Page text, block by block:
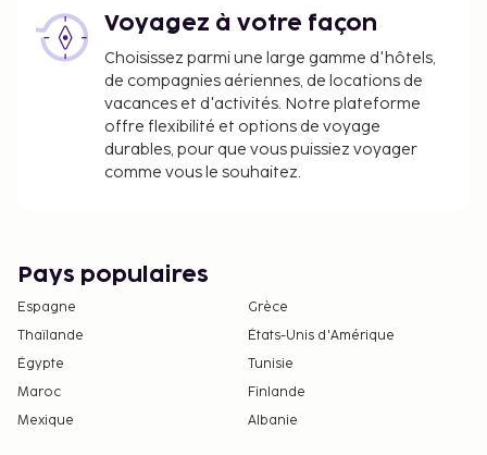
Voyagez à votre façon
Choisissez parmi une large gamme d'hôtels,
de compagnies aériennes, de locations de
vacances et d'activités. Notre plateforme
offre flexibilité et options de voyage
durables, pour que vous puissiez voyager
comme vous le souhaitez.
Pays populaires
Espagne
Grèce
Thaïlande
États-Unis d'Amérique
Égypte
Tunisie
Maroc
Finlande
Mexique
Albanie